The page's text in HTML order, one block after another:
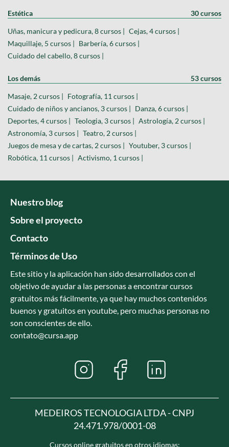
Estética 30 cursos
Uñas, manicura y pedicura, 8 cursos | Cejas, 4 cursos |
Maquillaje, 5 cursos | Barbería, 6 cursos |
Cuidado del cabello, 8 cursos |
Los demás 53 cursos
Masaje, 2 cursos | Fotografía, 11 cursos |
Cuidado de niños y ancianos, 3 cursos | Danza, 6 cursos |
Deportes, 4 cursos | Teologia, 3 cursos | Astrología, 2 cursos |
Astronomía, 3 cursos | Teatro, 2 cursos |
Juegos de mesa y de cartas, 2 cursos | Youtuber, 3 cursos |
Robótica, 11 cursos | Activismo, 1 cursos |
Nuestro blog
Sobre el proyecto
Contacto
Términos de Uso
Este sitio y la aplicación han sido desarrollados con el
objetivo de ayudar a las personas a encontrar cursos
gratuitos más fácilmente, ya que hay muchos contenidos
buenos y gratuitos en youtube, pero muchas personas no
son conscientes de ello.
contato@cursa.app
MEDEIROS TECNOLOGIA LTDA - CNPJ
24.471.978/0001-08
Cursos online gratuitos en otros idiomas: